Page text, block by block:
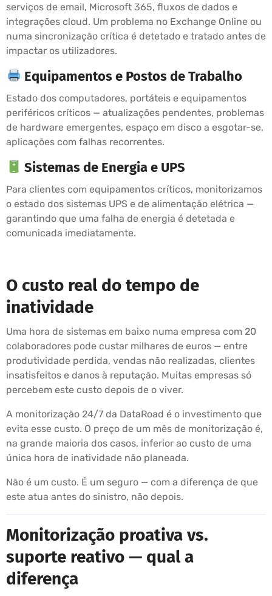
serviços de email, Microsoft 365, fluxos de dados e
integrações cloud. Um problema no Exchange Online ou
numa sincronização crítica é detetado e tratado antes de
impactar os utilizadores.
Equipamentos e Postos de Trabalho
Estado dos computadores, portáteis e equipamentos
periféricos críticos — atualizações pendentes, problemas
de hardware emergentes, espaço em disco a esgotar-se,
aplicações com falhas recorrentes.
Sistemas de Energia e UPS
Para clientes com equipamentos críticos, monitorizamos
o estado dos sistemas UPS e de alimentação elétrica —
garantindo que uma falha de energia é detetada e
comunicada imediatamente.
O custo real do tempo de
inatividade
Uma hora de sistemas em baixo numa empresa com 20
colaboradores pode custar milhares de euros — entre
produtividade perdida, vendas não realizadas, clientes
insatisfeitos e danos à reputação. Muitas empresas só
percebem este custo depois de o viver.
A monitorização 24/7 da DataRoad é o investimento que
evita esse custo. O preço de um mês de monitorização é,
na grande maioria dos casos, inferior ao custo de uma
única hora de inatividade não planeada.
Não é um custo. É um seguro — com a diferença de que
este atua antes do sinistro, não depois.
Monitorização proativa vs.
suporte reativo — qual a
diferença